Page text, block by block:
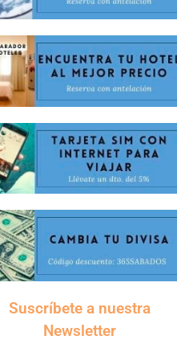
Suscríbete a nuestra
Newsletter